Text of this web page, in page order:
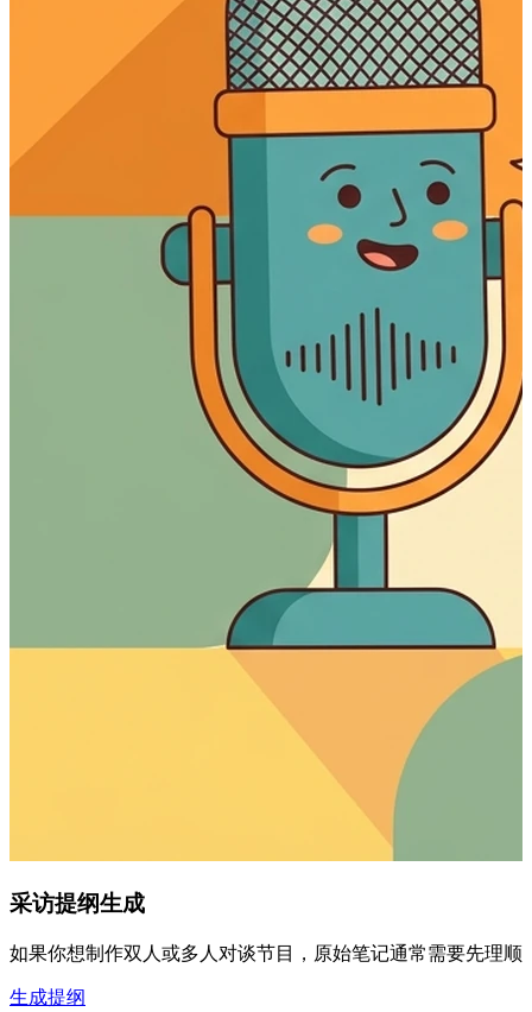
采访提纲生成
如果你想制作双人或多人对谈节目，原始笔记通常需要先理
生成提纲